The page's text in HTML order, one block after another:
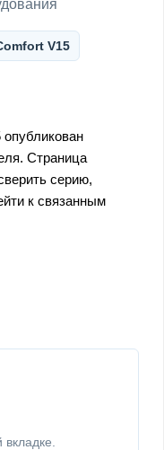
V15
Страница
серию,
к связанным